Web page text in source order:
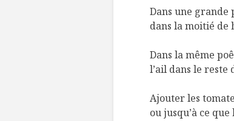
Dans une grande
dans la moitié de
Dans la même
l’ail dans le reste
Ajouter les
ou jusqu’à ce